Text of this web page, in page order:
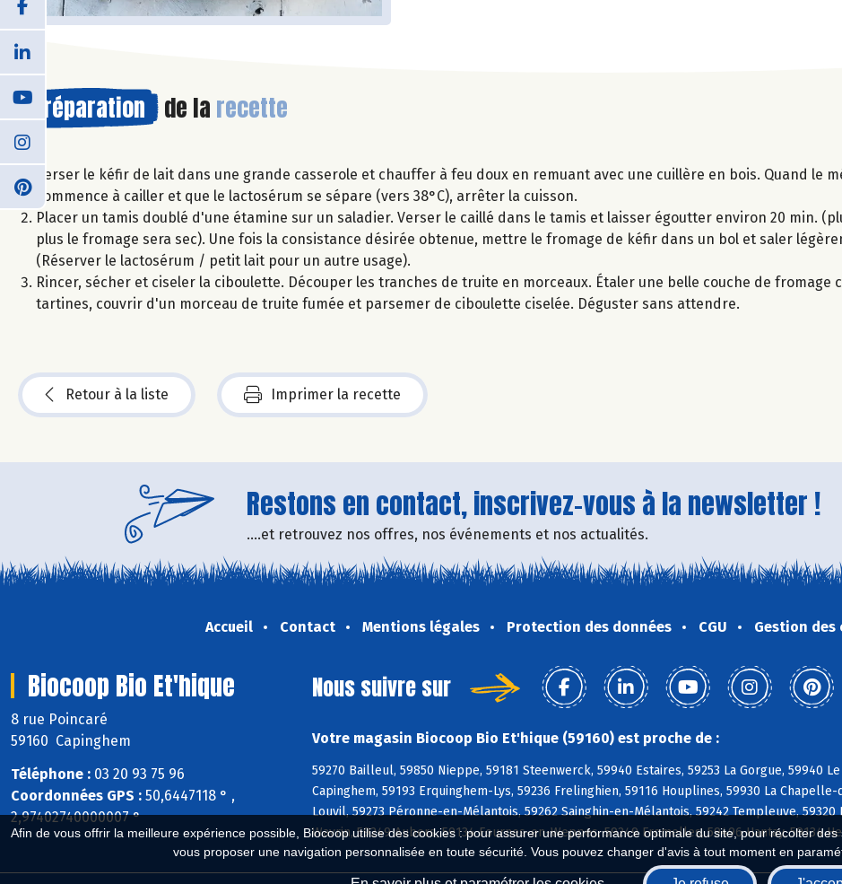
Afin de vous offrir la meilleure expérience possible, Biocoop utilise des cookies : pour assurer une performance optimale du site, pour récolter
vous proposer une navigation personnalisée en toute sécurité. Vous pouvez changer d'avis à tout moment en
Préparation de la recette
Verser le kéfir de lait dans une grande casserole et chauffer à feu doux en remuant avec une cuillère en bois. Quand le
commence à cailler et que le lactosérum se sépare (vers 38°C), arrêter la cuisson.
Placer un tamis doublé d'une étamine sur un saladier. Verser le caillé dans le tamis et laisser égoutter environ 20 min.
plus le fromage sera sec). Une fois la consistance désirée obtenue, mettre le fromage de kéfir dans un bol et saler
(Réserver le lactosérum / petit lait pour un autre usage).
Rincer, sécher et ciseler la ciboulette. Découper les tranches de truite en morceaux. Étaler une belle couche de fromage
tartines, couvrir d'un morceau de truite fumée et parsemer de ciboulette ciselée. Déguster sans attendre.
Retour à la liste Imprimer la recette
Restons en contact, inscrivez-vous à la newsletter !
....et retrouvez nos offres, nos événements et nos actualités.
Accueil Contact Mentions légales Protection des données CGU Gestion des
Biocoop Bio Et'hique
8 rue Poincaré
59160 Capinghem
Téléphone : 03 20 93 75 96
Coordonnées GPS : 50,6447118 ° ,
2,97402740000007 °
Nous suivre sur
Votre magasin Biocoop Bio Et'hique (59160) est proche de :
59270 Bailleul, 59850 Nieppe, 59181 Steenwerck, 59940 Estaires, 59253 La Gorgue, 59940
Capinghem, 59193 Erquinghem-Lys, 59236 Frelinghien, 59116 Houplines, 59930 La
Louvil, 59273 Péronne-en-Mélantois, 59262 Sainghin-en-Mélantois, 59242 Templeuve, 59320
Wavrin, 59249 Aubers, 59134 Fournes-en-Weppes, 59249 Fromelles, 59496 Hantay, 59134